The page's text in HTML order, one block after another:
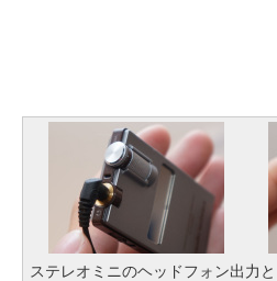
ステレオミニのヘッドフォン出力